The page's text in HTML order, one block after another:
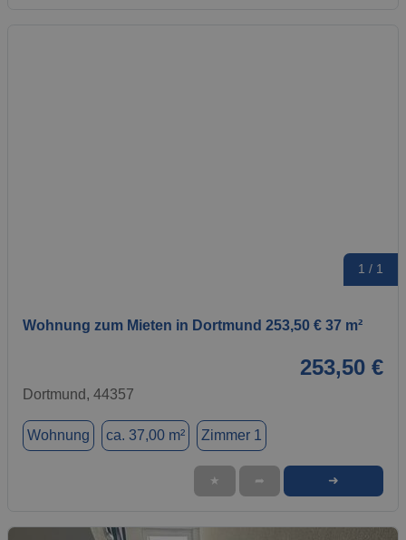
1 / 1
Wohnung zum Mieten in Dortmund 253,50 € 37 m²
253,50 €
Dortmund, 44357
Wohnung ca. 37,00 m² Zimmer 1
★ ➦ ➜